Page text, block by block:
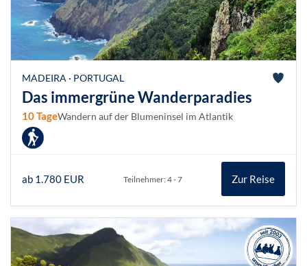
MADEIRA · PORTUGAL
Das immergrüne Wanderparadies
10 TageWandern auf der Blumeninsel im Atlantik
ab 1.780 EUR Teilnehmer: 4 - 7 Zur Reise